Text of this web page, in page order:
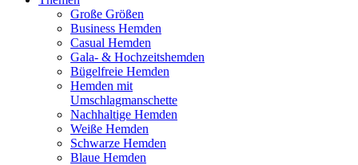
Große Größen
Business Hemden
Casual Hemden
Gala- & Hochzeitshemden
Bügelfreie Hemden
Hemden mit
Umschlagmanschette
Nachhaltige Hemden
Weiße Hemden
Schwarze Hemden
Blaue Hemden